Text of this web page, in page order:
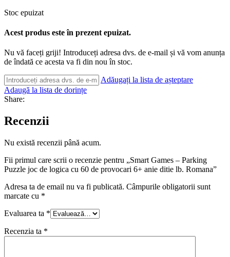
Stoc epuizat
Acest produs este în prezent epuizat.
Nu vă faceți griji! Introduceți adresa dvs. de e-mail și vă vom anunța
de îndată ce acesta va fi din nou în stoc.
Adăugați la lista de așteptare
Adaugă la lista de dorințe
Share:
Recenzii
Nu există recenzii până acum.
Fii primul care scrii o recenzie pentru „Smart Games – Parking
Puzzle joc de logica cu 60 de provocari 6+ anie ditie lb. Romana”
Adresa ta de email nu va fi publicată. Câmpurile obligatorii sunt
marcate cu *
Evaluarea ta *
Recenzia ta *